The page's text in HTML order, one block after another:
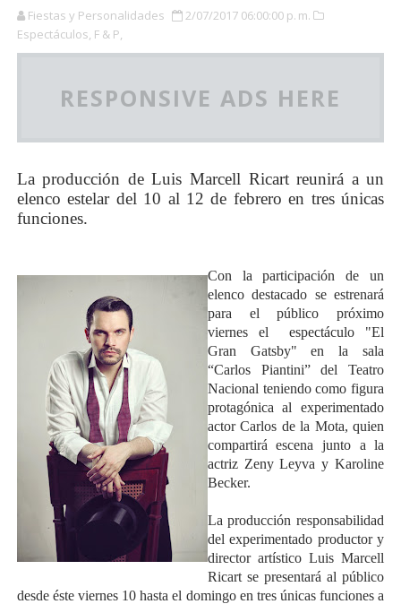
Fiestas y Personalidades
2/07/2017 06:00:00 p. m.
Espectáculos, F & P,
RESPONSIVE ADS HERE
La producción de Luis Marcell Ricart reunirá a un
elenco estelar del 10 al 12 de febrero en tres únicas
funciones.
Con la participación de un
elenco destacado se estrenará
para el público próximo
viernes el espectáculo "El
Gran Gatsby" en la sala
“Carlos Piantini” del Teatro
Nacional teniendo como figura
protagónica al experimentado
actor Carlos de la Mota, quien
compartirá escena junto a la
actriz Zeny Leyva y Karoline
Becker.
La producción responsabilidad
del experimentado productor y
director artístico Luis Marcell
Ricart se presentará al público
desde éste viernes 10 hasta el domingo en tres únicas funciones a